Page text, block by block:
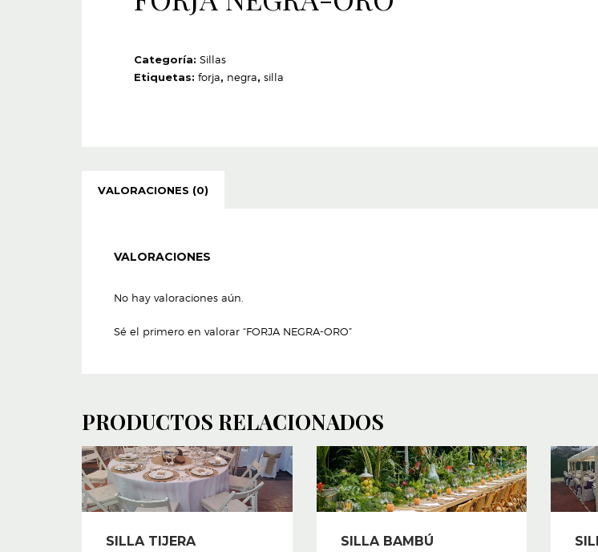
Categoría: Sillas
Etiquetas: forja, negra, silla
VALORACIONES (0)
VALORACIONES
No hay valoraciones aún.
Sé el primero en valorar “FORJA NEGRA-ORO”
PRODUCTOS RELACIONADOS
SILLA TIJERA SILLA BAMBÚ